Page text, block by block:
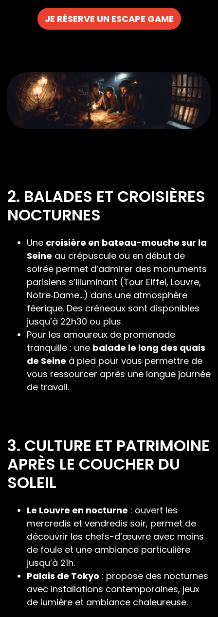
JE RÉSERVE UN ESCAPE GAME
2. BALADES ET CROISIÈRES
NOCTURNES
Une croisière en bateau-mouche sur la
Seine au crépuscule ou en début de
soirée permet d’admirer des monuments
parisiens s’illuminant (Tour Eiffel, Louvre,
Notre‑Dame…) dans une atmosphère
féerique. Des créneaux sont disponibles
jusqu’à 22h30 ou plus.
Pour les amoureux de promenade
tranquille : une balade le long des quais
de Seine à pied pour vous permettre de
vous ressourcer après une longue journée
de travail.
3. CULTURE ET PATRIMOINE
APRÈS LE COUCHER DU
SOLEIL
Le Louvre en nocturne : ouvert les
mercredis et vendredis soir, permet de
découvrir les chefs-d’œuvre avec moins
de foule et une ambiance particulière
jusqu’à 21h.
Palais de Tokyo : propose des nocturnes
avec installations contemporaines, jeux
de lumière et ambiance chaleureuse.